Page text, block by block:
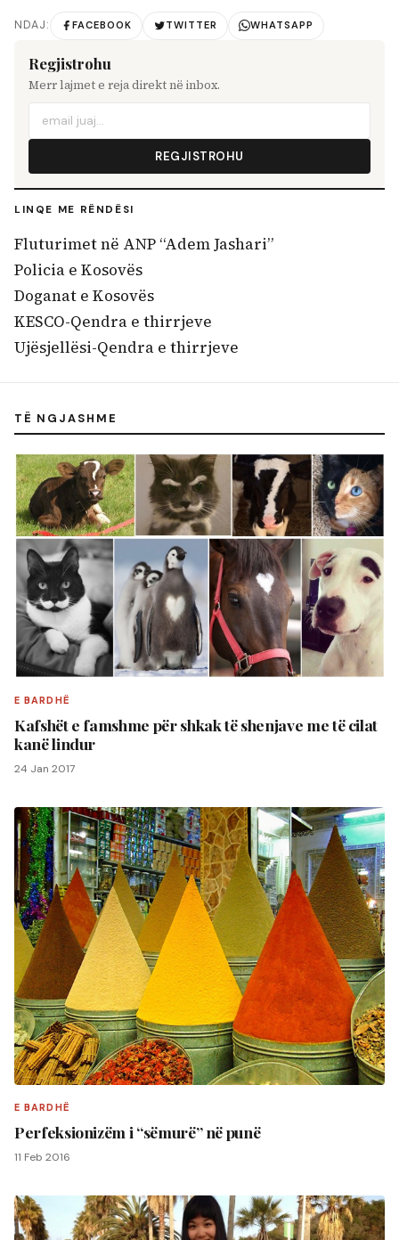
NDAJ: FACEBOOK TWITTER WHATSAPP
Regjistrohu
Merr lajmet e reja direkt në inbox.
REGJISTROHU
LINQE ME RËNDËSI
Fluturimet në ANP “Adem Jashari”
Policia e Kosovës
Doganat e Kosovës
KESCO-Qendra e thirrjeve
Ujësjellësi-Qendra e thirrjeve
TË NGJASHME
E BARDHË
Kafshët e famshme për shkak të shenjave me të cilat
kanë lindur
24 Jan 2017
E BARDHË
Perfeksionizëm i “sëmurë” në punë
11 Feb 2016